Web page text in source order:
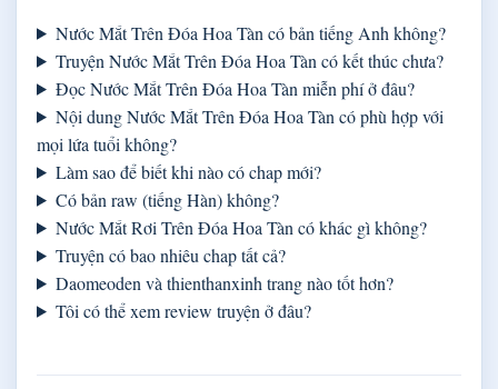
Nước Mắt Trên Đóa Hoa Tàn có bản tiếng Anh không?
Truyện Nước Mắt Trên Đóa Hoa Tàn có kết thúc chưa?
Đọc Nước Mắt Trên Đóa Hoa Tàn miễn phí ở đâu?
Nội dung Nước Mắt Trên Đóa Hoa Tàn có phù hợp với
mọi lứa tuổi không?
Làm sao để biết khi nào có chap mới?
Có bản raw (tiếng Hàn) không?
Nước Mắt Rơi Trên Đóa Hoa Tàn có khác gì không?
Truyện có bao nhiêu chap tất cả?
Daomeoden và thienthanxinh trang nào tốt hơn?
Tôi có thể xem review truyện ở đâu?